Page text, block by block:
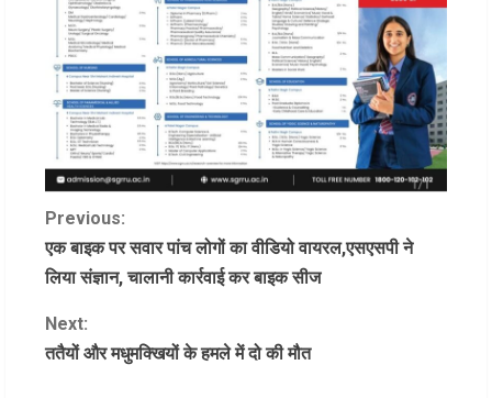
C
o
n
t
Previous:
एक बाइक पर सवार पांच लोगों का वीडियो वायरल,एसएसपी ने
लिया संज्ञान, चालानी कार्रवाई कर बाइक सीज
Next:
ततैयों और मधुमक्खियों के हमले में दो की मौत